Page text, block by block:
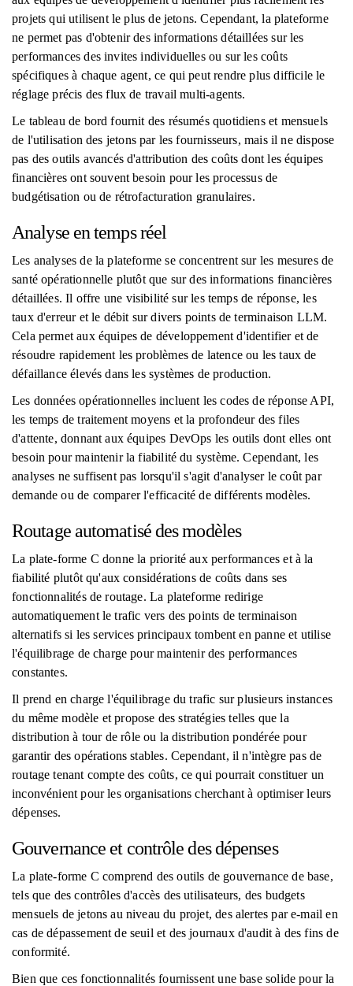
projets qui utilisent le plus de jetons. Cependant, la plateforme
ne permet pas d'obtenir des informations détaillées sur les
performances des invites individuelles ou sur les coûts
spécifiques à chaque agent, ce qui peut rendre plus difficile le
réglage précis des flux de travail multi-agents.
Le tableau de bord fournit des résumés quotidiens et mensuels
de l'utilisation des jetons par les fournisseurs, mais il ne dispose
pas des outils avancés d'attribution des coûts dont les équipes
financières ont souvent besoin pour les processus de
budgétisation ou de rétrofacturation granulaires.
Analyse en temps réel
Les analyses de la plateforme se concentrent sur les mesures de
santé opérationnelle plutôt que sur des informations financières
détaillées. Il offre une visibilité sur les temps de réponse, les
taux d'erreur et le débit sur divers points de terminaison LLM.
Cela permet aux équipes de développement d'identifier et de
résoudre rapidement les problèmes de latence ou les taux de
défaillance élevés dans les systèmes de production.
Les données opérationnelles incluent les codes de réponse API,
les temps de traitement moyens et la profondeur des files
d'attente, donnant aux équipes DevOps les outils dont elles ont
besoin pour maintenir la fiabilité du système. Cependant, les
analyses ne suffisent pas lorsqu'il s'agit d'analyser le coût par
demande ou de comparer l'efficacité de différents modèles.
Routage automatisé des modèles
La plate-forme C donne la priorité aux performances et à la
fiabilité plutôt qu'aux considérations de coûts dans ses
fonctionnalités de routage. La plateforme redirige
automatiquement le trafic vers des points de terminaison
alternatifs si les services principaux tombent en panne et utilise
l'équilibrage de charge pour maintenir des performances
constantes.
Il prend en charge l'équilibrage du trafic sur plusieurs instances
du même modèle et propose des stratégies telles que la
distribution à tour de rôle ou la distribution pondérée pour
garantir des opérations stables. Cependant, il n'intègre pas de
routage tenant compte des coûts, ce qui pourrait constituer un
inconvénient pour les organisations cherchant à optimiser leurs
dépenses.
Gouvernance et contrôle des dépenses
La plate-forme C comprend des outils de gouvernance de base,
tels que des contrôles d'accès des utilisateurs, des budgets
mensuels de jetons au niveau du projet, des alertes par e-mail en
cas de dépassement de seuil et des journaux d'audit à des fins de
conformité.
Bien que ces fonctionnalités fournissent une base solide pour la